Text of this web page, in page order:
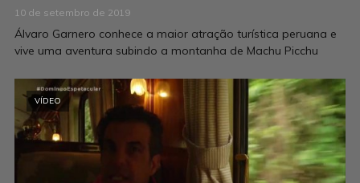
10 de setembro de 2019
Álvaro Garnero conhece a maior atração turística peruana e
vive uma aventura subindo a montanha de Machu Picchu
VÍDEO